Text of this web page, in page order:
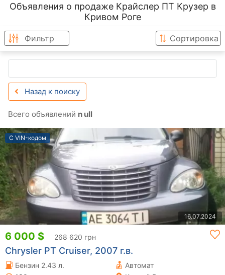
Объявления о продаже Крайслер ПТ Крузер в
Кривом Роге
Фильтр Сортировка
Назад к поиску
Всего объявлений n ull
С VIN-кодом
16.07.2024
6 000 $ 268 620 грн
Chrysler PT Cruiser, 2007 г.в.
Бензин 2.43 л.
Автомат